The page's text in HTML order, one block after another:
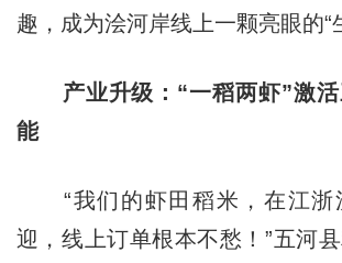
趣，成为浍河岸线上一颗亮眼的“
产业升级：“一稻两虾”激
能
“我们的虾田稻米，在江浙
迎，线上订单根本不愁！”五河